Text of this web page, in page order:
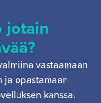
jotain
vastaamaan
ja opastamaan
kanssa.